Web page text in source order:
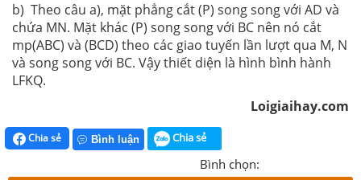
b) Theo câu a), mặt phẳng cắt (P) song song với AD và
chứa MN. Mặt khác (P) song song với BC nên nó cắt
mp(ABC) và (BCD) theo các giao tuyến lần lượt qua M, N
và song song với BC. Vậy thiết diện là hình bình hành
LFKQ.
Loigiaihay.com
Chia sẻ Bình luận Chia sẻ
Bình chọn: